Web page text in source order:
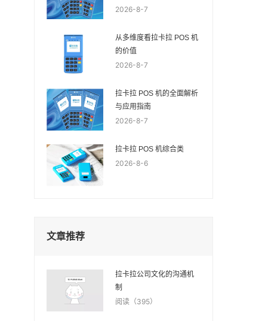
2026-8-7
从多维度看拉卡拉 POS 机
的价值
2026-8-7
拉卡拉 POS 机的全面解析
与应用指南
2026-8-7
拉卡拉 POS 机综合类
2026-8-6
文章推荐
拉卡拉公司文化的沟通机
制
阅读（395）